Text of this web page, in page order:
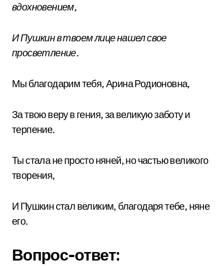
вдохновением,
И Пушкин в твоем лице нашел свое
просветление.
Мы благодарим тебя, Арина Родионовна,
За твою веру в гения, за великую заботу и
терпение.
Ты стала не просто няней, но частью великого
творения,
И Пушкин стал великим, благодаря тебе, няне
его.
Вопрос-ответ: